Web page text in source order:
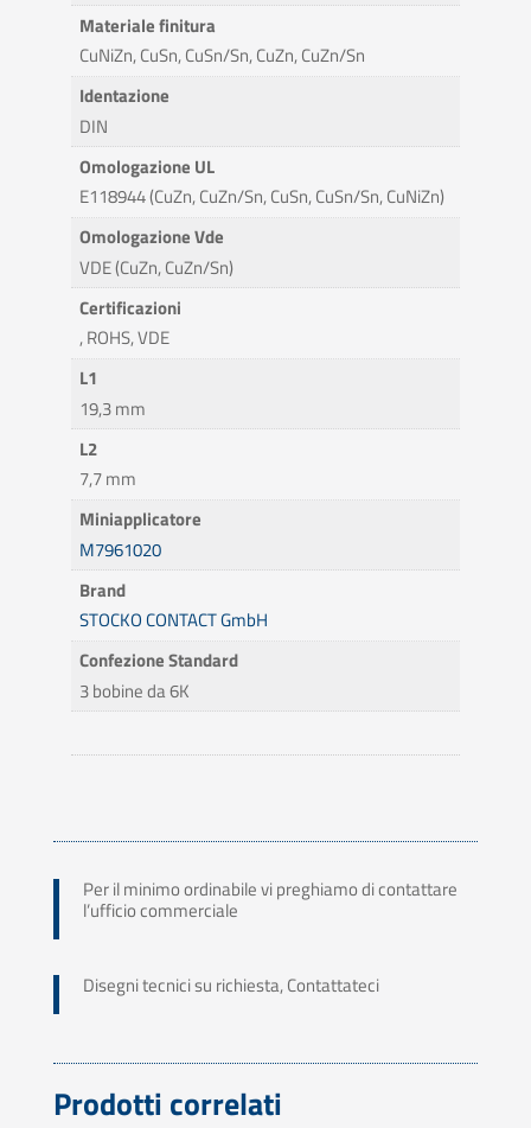
Materiale finitura
CuNiZn, CuSn, CuSn/Sn, CuZn, CuZn/Sn
Identazione
DIN
Omologazione UL
E118944 (CuZn, CuZn/Sn, CuSn, CuSn/Sn, CuNiZn)
Omologazione Vde
VDE (CuZn, CuZn/Sn)
Certificazioni
, ROHS, VDE
L1
19,3 mm
L2
7,7 mm
Miniapplicatore
M7961020
Brand
STOCKO CONTACT GmbH
Confezione Standard
3 bobine da 6K
Per il minimo ordinabile vi preghiamo di contattare
l’ufficio commerciale
Disegni tecnici su richiesta, Contattateci
Prodotti correlati